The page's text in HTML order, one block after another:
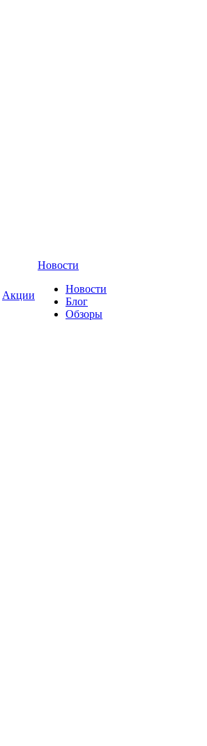
Акции
Новости
Новости
Блог
Обзоры